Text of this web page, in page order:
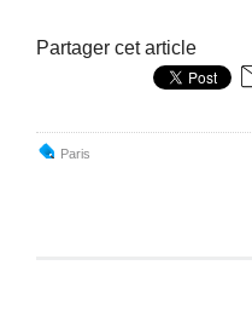
Partager cet article
Paris